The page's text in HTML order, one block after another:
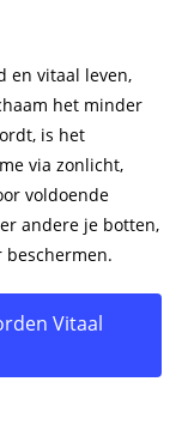
en vitaal leven,
het minder
is het
via zonlicht,
voldoende
andere je botten,
Vitaal